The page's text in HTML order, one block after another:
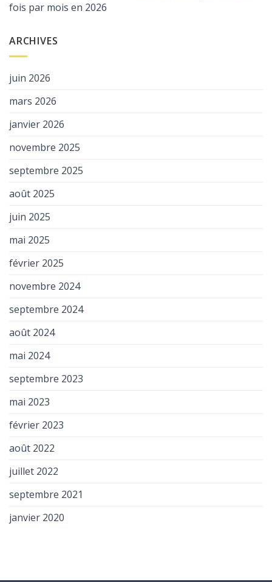
fois par mois en 2026
ARCHIVES
juin 2026
mars 2026
janvier 2026
novembre 2025
septembre 2025
août 2025
juin 2025
mai 2025
février 2025
novembre 2024
septembre 2024
août 2024
mai 2024
septembre 2023
mai 2023
février 2023
août 2022
juillet 2022
septembre 2021
janvier 2020